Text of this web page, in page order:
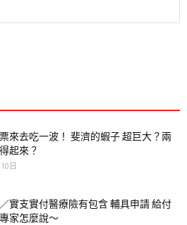
來去吃一波！ 斐濟的蝦子 超巨大？兩
起來？
日
實支實付醫療險有包含 輔具申請 給付
家怎麼說～